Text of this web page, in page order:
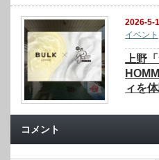
2026-5-
イベント
上野
ィを
コメント